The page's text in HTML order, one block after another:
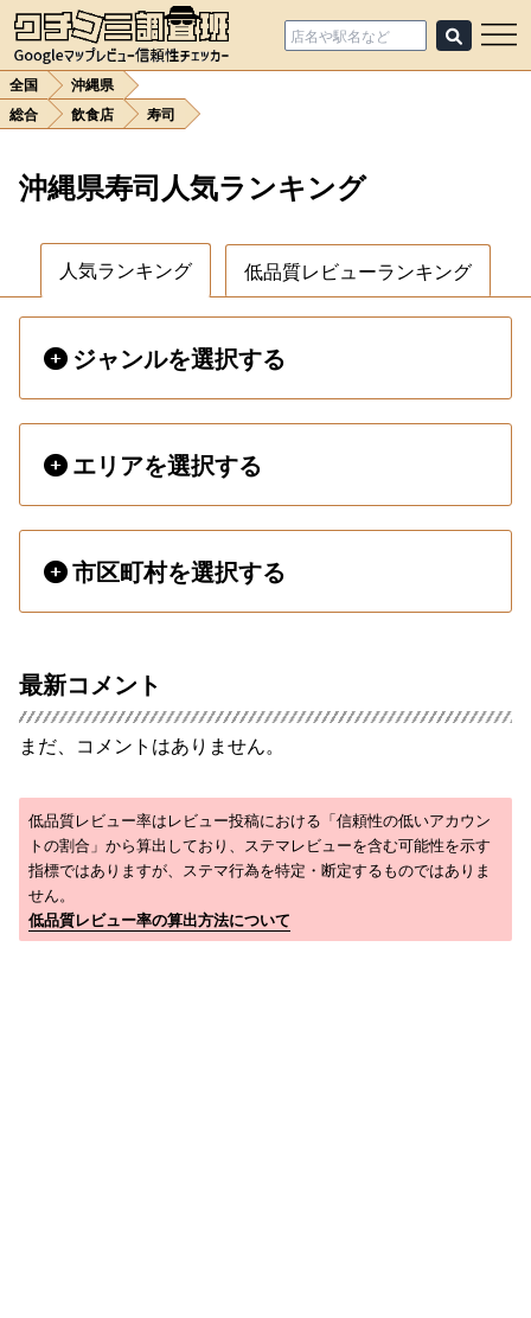
全国
沖縄県
総合
飲食店 寿司
沖縄県寿司人気ランキング
人気ランキング 低品質レビューランキング
ジャンルを選択する
エリアを選択する
市区町村を選択する
最新コメント
まだ、コメントはありません。
低品質レビュー率はレビュー投稿における「信頼性の低いアカウン
トの割合」から算出しており、ステマレビューを含む可能性を示す
指標ではありますが、ステマ行為を特定・断定するものではありま
せん。
低品質レビュー率の算出方法について